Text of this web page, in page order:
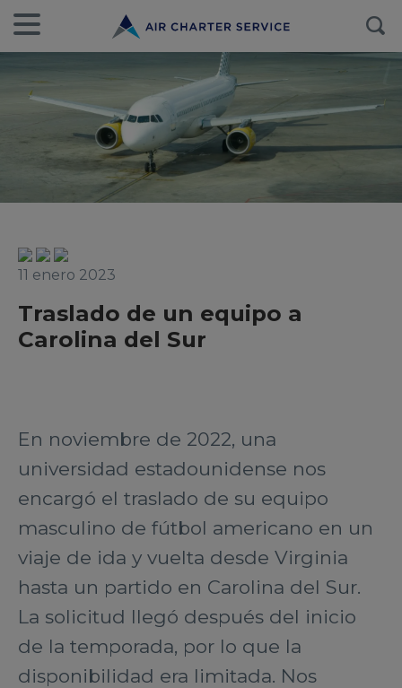
11 enero 2023
Traslado de un equipo a
Carolina del Sur
En noviembre de 2022, una
universidad estadounidense nos
encargó el traslado de su equipo
masculino de fútbol americano en un
viaje de ida y vuelta desde Virginia
hasta un partido en Carolina del Sur.
La solicitud llegó después del inicio
de la temporada, por lo que la
disponibilidad era limitada. Nos